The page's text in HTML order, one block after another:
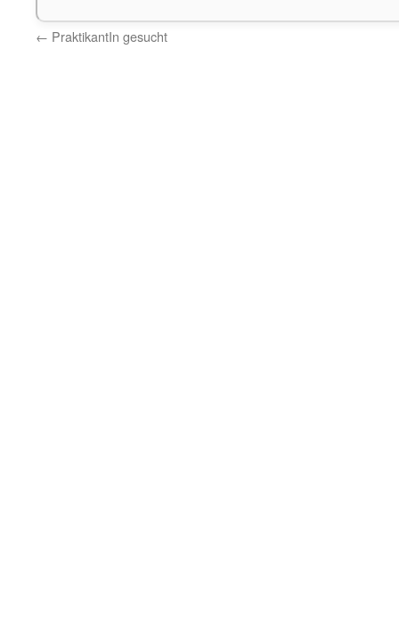
← PraktikantIn gesucht